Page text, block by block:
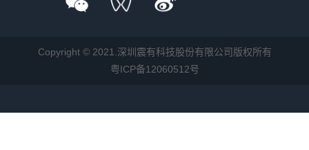
Copyright © 2021.深圳震有科技股份有限公司版权所有
粤ICP备12060512号